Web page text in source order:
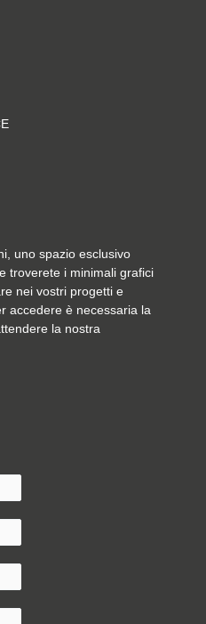
uno spazio esclusivo
troverete i minimali grafici
nei vostri progetti e
accedere è necessaria la
la nostra